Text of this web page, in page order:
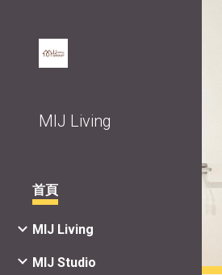
MIJ Living
首頁
MIJ Living
MIJ Studio